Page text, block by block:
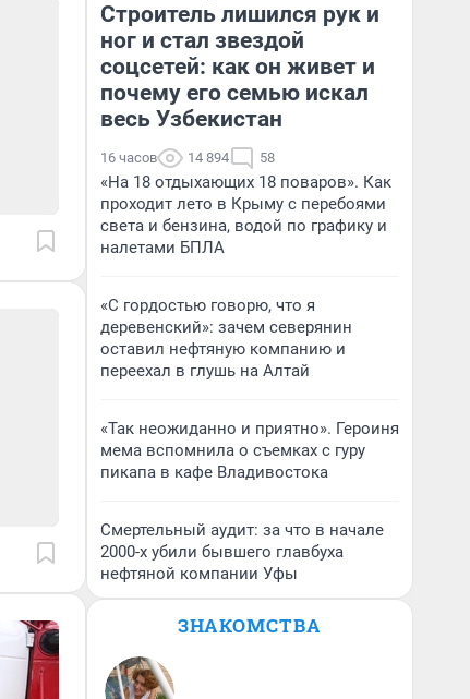
Строитель лишился рук и
ног и стал звездой
соцсетей: как он живет и
почему его семью искал
весь Узбекистан
16 часов 14 894 58
«На 18 отдыхающих 18 поваров». Как
проходит лето в Крыму с перебоями
света и бензина, водой по графику и
налетами БПЛА
«С гордостью говорю, что я
деревенский»: зачем северянин
оставил нефтяную компанию и
переехал в глушь на Алтай
«Так неожиданно и приятно». Героиня
мема вспомнила о съемках с гуру
пикапа в кафе Владивостока
Смертельный аудит: за что в начале
2000-х убили бывшего главбуха
нефтяной компании Уфы
ЗНАКОМСТВА